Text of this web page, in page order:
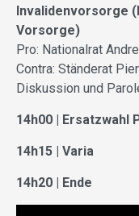
Invalidenvorsorge
Vorsorge)
Pro: Nationalrat
Contra: Ständerat
Diskussion und
14h00 | Ersatzwahl
14h15 | Varia
14h20 | Ende